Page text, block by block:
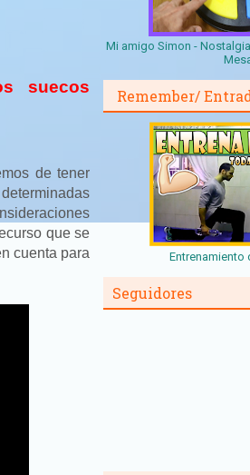
suecos
de tener
que se
cuenta para
Mi amigo Simon -
Remember/
Entrenamiento
Seguidores